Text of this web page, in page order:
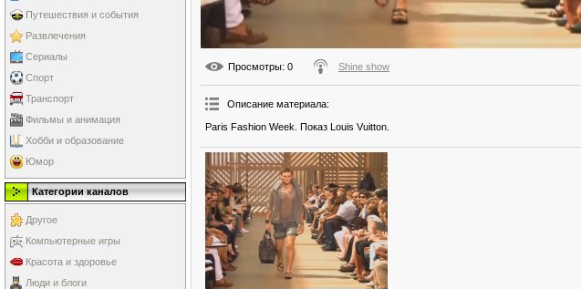
Путешествия и события
Развлечения
Сериалы
Спорт
Транспорт
Фильмы и анимация
Хобби и образование
Юмор
Категории каналов
Другое
Компьютерные игры
Красота и здоровье
Люди и блоги
Просмотры: 0 Shine show
Описание материала:
Paris Fashion Week. Показ Louis Vuitton.